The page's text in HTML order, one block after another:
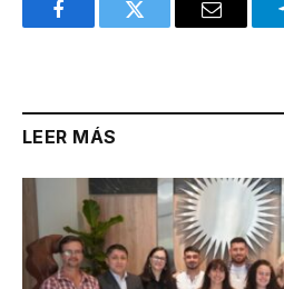
FacebookTwitter Email
LEER MÁS